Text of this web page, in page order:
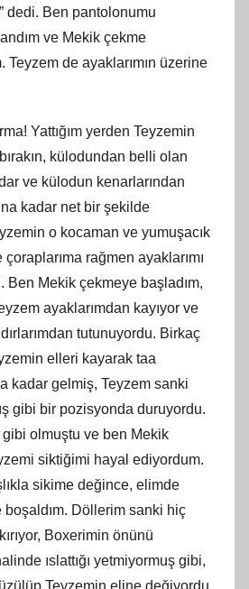
dedi. Ben pantolonumu
ve Mekik çekme
Teyzem de ayaklarımın üzerine
Yattığım yerden Teyzemin
külodundan belli olan
ve külodun kenarlarından
kadar net bir şekilde
o kocaman ve yumuşacık
rağmen ayaklarımı
Ben Mekik çekmeye başladım,
ayaklarımdan kayıyor ve
tutunuyordu. Birkaç
elleri kayarak taa
kadar gelmiş, Teyzem sanki
gibi bir pozisyonda duruyordu.
olmuştu ve ben Mekik
siktiğimi hayal ediyordum.
sikime değince, elimde
Döllerim sanki hiç
Boxerimin önünü
ıslattığı yetmiyormuş gibi,
Teyzemin eline değiyordu.